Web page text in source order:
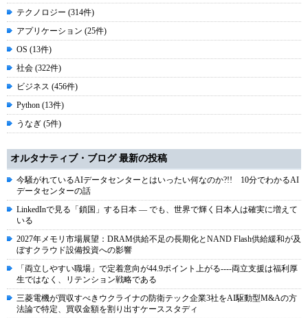
テクノロジー (314件)
アプリケーション (25件)
OS (13件)
社会 (322件)
ビジネス (456件)
Python (13件)
うなぎ (5件)
オルタナティブ・ブログ 最新の投稿
今騒がれているAIデータセンターとはいったい何なのか?!! 10分でわかるAI
データセンターの話
LinkedInで見る「鎖国」する日本 ― でも、世界で輝く日本人は確実に増えて
いる
2027年メモリ市場展望：DRAM供給不足の長期化とNAND Flash供給緩和が及
ぼすクラウド設備投資への影響
「両立しやすい職場」で定着意向が44.9ポイント上がる----両立支援は福利厚
生ではなく、リテンション戦略である
三菱電機が買収すべきウクライナの防衛テック企業3社をAI駆動型M&Aの方
法論で特定、買収金額を割り出すケーススタディ